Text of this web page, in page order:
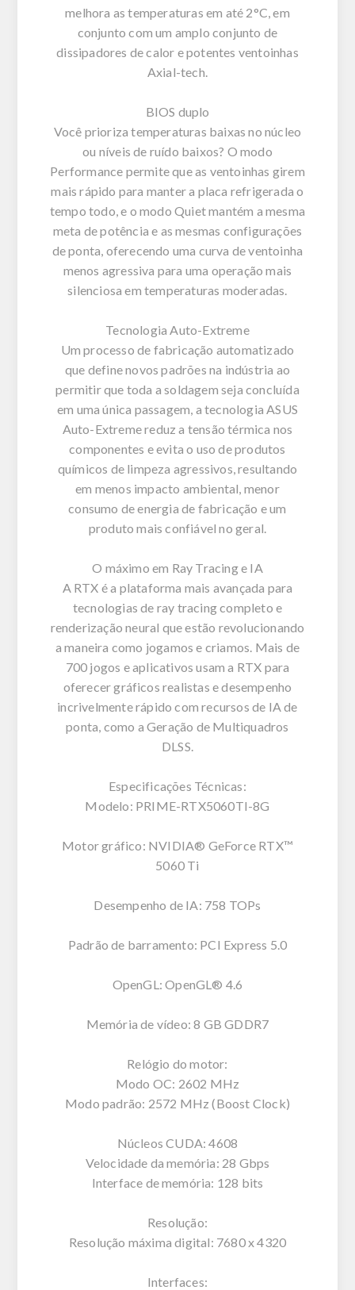
melhora as temperaturas em até 2°C, em
conjunto com um amplo conjunto de
dissipadores de calor e potentes ventoinhas
Axial-tech.
BIOS duplo
Você prioriza temperaturas baixas no núcleo
ou níveis de ruído baixos? O modo
Performance permite que as ventoinhas girem
mais rápido para manter a placa refrigerada o
tempo todo, e o modo Quiet mantém a mesma
meta de potência e as mesmas configurações
de ponta, oferecendo uma curva de ventoinha
menos agressiva para uma operação mais
silenciosa em temperaturas moderadas.
Tecnologia Auto-Extreme
Um processo de fabricação automatizado
que define novos padrões na indústria ao
permitir que toda a soldagem seja concluída
em uma única passagem, a tecnologia ASUS
Auto-Extreme reduz a tensão térmica nos
componentes e evita o uso de produtos
químicos de limpeza agressivos, resultando
em menos impacto ambiental, menor
consumo de energia de fabricação e um
produto mais confiável no geral.
O máximo em Ray Tracing e IA
A RTX é a plataforma mais avançada para
tecnologias de ray tracing completo e
renderização neural que estão revolucionando
a maneira como jogamos e criamos. Mais de
700 jogos e aplicativos usam a RTX para
oferecer gráficos realistas e desempenho
incrivelmente rápido com recursos de IA de
ponta, como a Geração de Multiquadros
DLSS.
Especificações Técnicas:
Modelo: PRIME-RTX5060TI-8G
Motor gráfico: NVIDIA® GeForce RTX™
5060 Ti
Desempenho de IA: 758 TOPs
Padrão de barramento: PCI Express 5.0
OpenGL: OpenGL® 4.6
Memória de vídeo: 8 GB GDDR7
Relógio do motor:
Modo OC: 2602 MHz
Modo padrão: 2572 MHz (Boost Clock)
Núcleos CUDA: 4608
Velocidade da memória: 28 Gbps
Interface de memória: 128 bits
Resolução:
Resolução máxima digital: 7680 x 4320
Interfaces: